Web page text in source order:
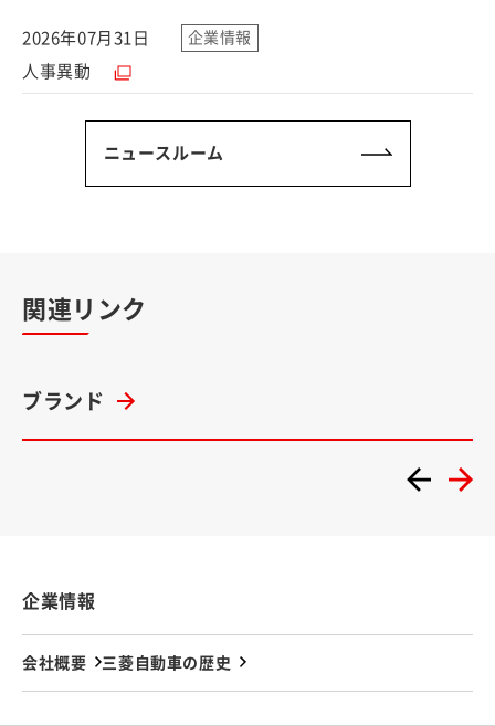
2026年07月31日 企業情報
人事異動 （別ウィンドウで開く）
ニュースルーム
関連リンク
ブランド
企業情報
会社概要 三菱自動車の歴史